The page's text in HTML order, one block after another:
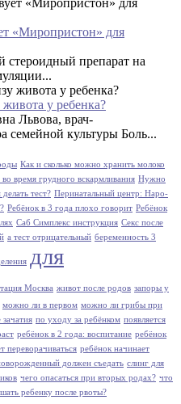
«Миропристон» для
препарат на
у ребенка?
Львова, врач-
семейной культуры Боль...
Как и сколько можно хранить молоко
время грудного вскармливания Нужно
тест? Перинатальный центр: Наро-
Ребёнок в 3 года плохо говорит Ребёнок
Саб Симплекс инструкция Секс после
а тест отрицательный беременность 3
для
Москва живот после родов запоры у
можно ли в первом можно ли грибы при
по уходу за ребёнком появляется
ребёнок в 2 года: воспитание ребёнок
переворачиваться ребёнок начинает
должен съедать слинг для
чего опасаться при вторых родах? что
ребенку после рвоты?